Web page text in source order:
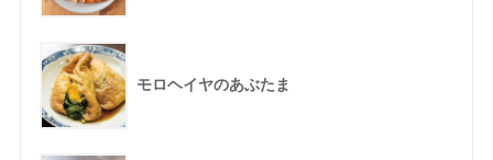
モロヘイヤのあぶたま